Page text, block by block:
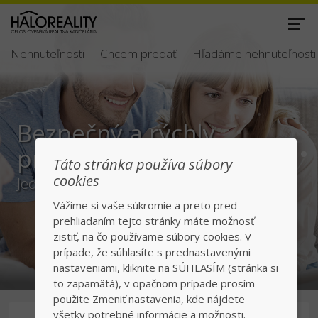
Nehnuteľnosti Chcem predať Hľadáme nehnuteľnosti
Bezpečný a rýchly
predaj/kúpa
Jednotka v realitách na slovenskom trhu
Táto stránka používa súbory
cookies
Vážime si vaše súkromie a preto pred
prehliadaním tejto stránky máte možnosť
zistiť, na čo používame súbory cookies. V
prípade, že súhlasíte s prednastavenými
nastaveniami, kliknite na SÚHLASÍM (stránka si
to zapamätá), v opačnom prípade prosím
použite Zmeniť nastavenia, kde nájdete
všetky potrebné informácie a možnosti.